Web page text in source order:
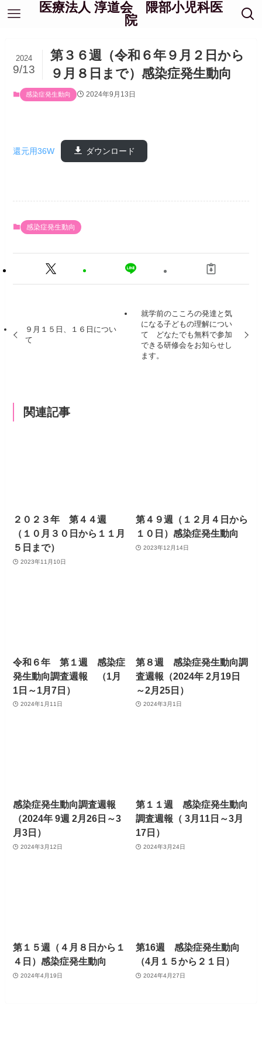
医療法人 淳道会 隈部小児科医
院
第３６週（令和６年９月２日から
９月８日まで）感染症発生動向
2024
9/13
感染症発生動向 2024年9月13日
還元用36W ダウンロード
感染症発生動向
９月１５日、１６日につい
て
就学前のこころの発達と気
になる子どもの理解につい
て どなたでも無料で参加
できる研修会をお知らせし
ます。
関連記事
２０２３年 第４４週
（１０月３０日から１１月
５日まで）
2023年11月10日
第４９週（１２月４日から
１０日）感染症発生動向
2023年12月14日
令和６年 第１週 感染症
発生動向調査週報 （1月
1日～1月7日）
2024年1月11日
第８週 感染症発生動向調
査週報（2024年 2月19日
～2月25日）
2024年3月1日
感染症発生動向調査週報
（2024年 9週 2月26日～3
月3日）
2024年3月12日
第１１週 感染症発生動向
調査週報（ 3月11日～3月
17日）
2024年3月24日
第１５週（４月８日から１
４日）感染症発生動向
2024年4月19日
第16週 感染症発生動向
（4月１５から２１日）
2024年4月27日